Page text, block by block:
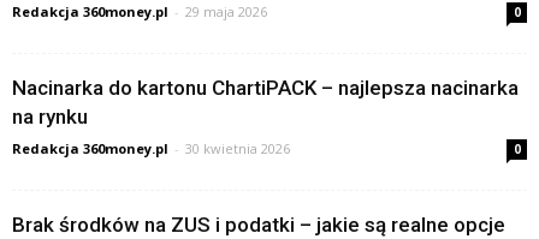
Redakcja 360money.pl - 29 maja 2026 0
Nacinarka do kartonu ChartiPACK – najlepsza nacinarka
na rynku
Redakcja 360money.pl - 30 kwietnia 2026 0
Brak środków na ZUS i podatki – jakie są realne opcje